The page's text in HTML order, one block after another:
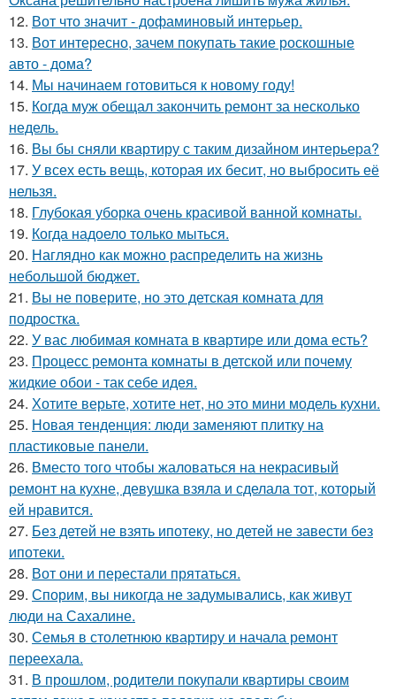
12. Вот что значит - дофаминовый интерьер.
13. Вот интересно, зачем покупать такие роскошные
авто - дома?
14. Мы начинаем готовиться к новому году!
15. Когда муж обещал закончить ремонт за несколько
недель.
16. Вы бы сняли квартиру с таким дизайном интерьера?
17. У всех есть вещь, которая их бесит, но выбросить её
нельзя.
18. Глубокая уборка очень красивой ванной комнаты.
19. Когда надоело только мыться.
20. Наглядно как можно распределить на жизнь
небольшой бюджет.
21. Вы не поверите, но это детская комната для
подростка.
22. У вас любимая комната в квартире или дома есть?
23. Процесс ремонта комнаты в детской или почему
жидкие обои - так себе идея.
24. Хотите верьте, хотите нет, но это мини модель кухни.
25. Новая тенденция: люди заменяют плитку на
пластиковые панели.
26. Вместо того чтобы жаловаться на некрасивый
ремонт на кухне, девушка взяла и сделала тот, который
ей нравится.
27. Без детей не взять ипотеку, но детей не завести без
ипотеки.
28. Вот они и перестали прятаться.
29. Спорим, вы никогда не задумывались, как живут
люди на Сахалине.
30. Семья в столетнюю квартиру и начала ремонт
переехала.
31. В прошлом, родители покупали квартиры своим